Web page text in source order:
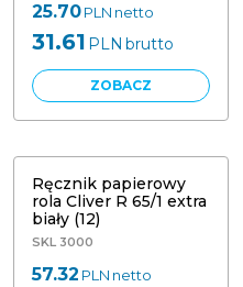
25.70PLN netto
31.61 PLN brutto
ZOBACZ
Ręcznik papierowy
rola Cliver R 65/1 extra
biały (12)
SKL 3000
57.32 PLN netto